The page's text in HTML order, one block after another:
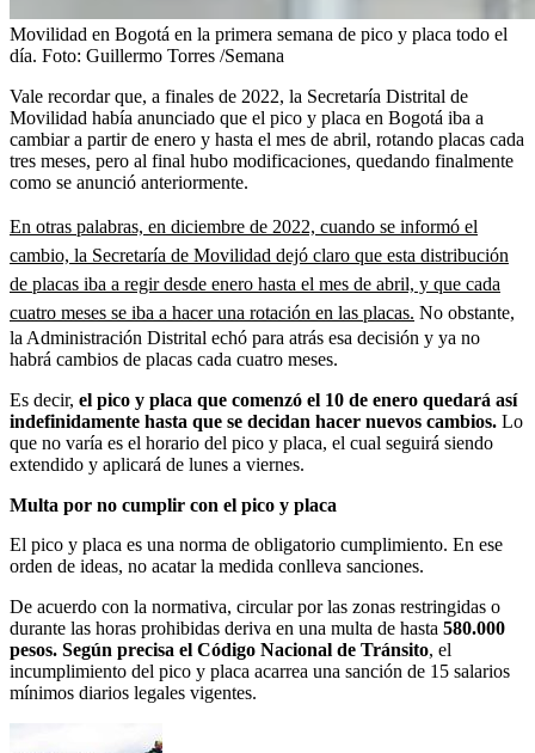
Movilidad en Bogotá en la primera semana de pico y placa todo el
día. Foto: Guillermo Torres /Semana
Vale recordar que, a finales de 2022, la Secretaría Distrital de
Movilidad había anunciado que el pico y placa en Bogotá iba a
cambiar a partir de enero y hasta el mes de abril, rotando placas cada
tres meses, pero al final hubo modificaciones, quedando finalmente
como se anunció anteriormente.
En otras palabras, en diciembre de 2022, cuando se informó el
cambio, la Secretaría de Movilidad dejó claro que esta distribución
de placas iba a regir desde enero hasta el mes de abril, y que cada
cuatro meses se iba a hacer una rotación en las placas. No obstante,
la Administración Distrital echó para atrás esa decisión y ya no
habrá cambios de placas cada cuatro meses.
Es decir, el pico y placa que comenzó el 10 de enero quedará así
indefinidamente hasta que se decidan hacer nuevos cambios. Lo
que no varía es el horario del pico y placa, el cual seguirá siendo
extendido y aplicará de lunes a viernes.
Multa por no cumplir con el pico y placa
El pico y placa es una norma de obligatorio cumplimiento. En ese
orden de ideas, no acatar la medida conlleva sanciones.
De acuerdo con la normativa, circular por las zonas restringidas o
durante las horas prohibidas deriva en una multa de hasta 580.000
pesos. Según precisa el Código Nacional de Tránsito, el
incumplimiento del pico y placa acarrea una sanción de 15 salarios
mínimos diarios legales vigentes.